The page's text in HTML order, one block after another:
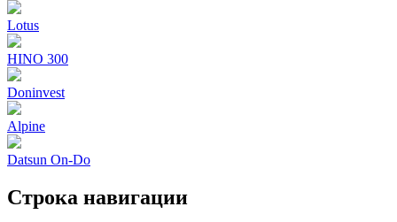
Lotus
HINO 300
Doninvest
Alpine
Datsun On-Do
Строка навигации